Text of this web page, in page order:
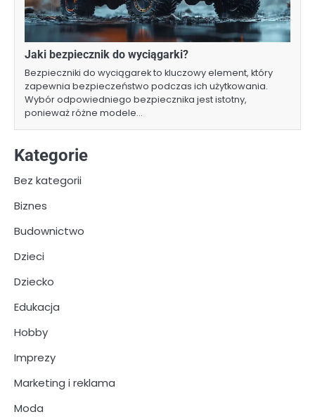
Jaki bezpiecznik do wyciągarki?
Bezpieczniki do wyciągarek to kluczowy element, który
zapewnia bezpieczeństwo podczas ich użytkowania.
Wybór odpowiedniego bezpiecznika jest istotny,
ponieważ różne modele…
Kategorie
Bez kategorii
Biznes
Budownictwo
Dzieci
Dziecko
Edukacja
Hobby
Imprezy
Marketing i reklama
Moda